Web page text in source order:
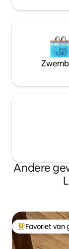
Andere
Topfavoriet
Favoriet van